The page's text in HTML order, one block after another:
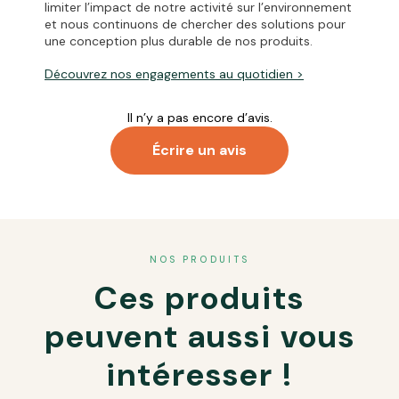
limiter l’impact de notre activité sur l’environnement
et nous continuons de chercher des solutions pour
une conception plus durable de nos produits.
Découvrez nos engagements au quotidien >
Il n’y a pas encore d’avis.
Écrire un avis
obligatoires sont indiqués avec*
*
NOS PRODUITS
Ces produits
peuvent aussi vous
intéresser !